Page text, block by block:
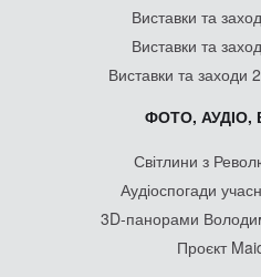
Виставки та
Виставки та
Виставки та заходи
ФОТО, АУДІО,
Світлини з
Аудіоспогади
3D-панорами
Проєкт